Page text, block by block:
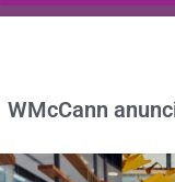
WMcCann